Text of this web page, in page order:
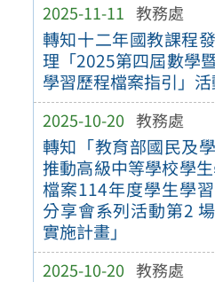
2025-11-11 教務處
轉知十二年國教課程
理「2025第四屆數學
學習歷程檔案指引」
2025-10-20 教務處
轉知「教育部國民及
推動高級中等學校學
檔案114年度學生學
分享會系列活動第2
實施計畫」
2025-10-20 教務處